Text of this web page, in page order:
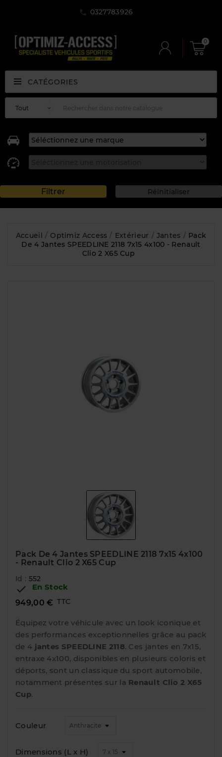
0327783926
0
CATÉGORIES
Accueil Optimiz Access Extérieur Jantes
Pack
De 4 Jantes SPEEDLINE 2118 7x15 4x100 - Renault
Clio 2 X65 Cup
Pack De 4 Jantes SPEEDLINE 2118 7x15 4x100
- Renault Clio 2 X65 Cup
Id : 552

En Stock
949,00 € TTC
Équipez votre véhicule avec un look iconique et
des performances exceptionnelles grâce au pack
de 4 jantes SPEEDLINE 2118. Ces jantes en 7x15,
entraxe 4x100, disponibles en plusieurs coloris et
déports, sont un classique du sport automobile,
notamment présentes sur la Renault Clio 2 X65
Cup.
Couleur
Dimensions (L x H)